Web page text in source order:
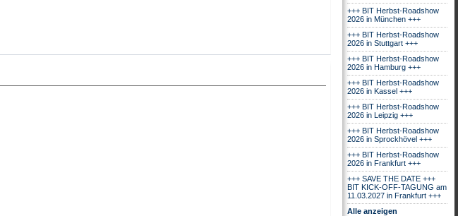
+++ BIT Herbst-Roadshow
2026 in München +++
+++ BIT Herbst-Roadshow
2026 in Stuttgart +++
+++ BIT Herbst-Roadshow
2026 in Hamburg +++
+++ BIT Herbst-Roadshow
2026 in Kassel +++
+++ BIT Herbst-Roadshow
2026 in Leipzig +++
+++ BIT Herbst-Roadshow
2026 in Sprockhövel +++
+++ BIT Herbst-Roadshow
2026 in Frankfurt +++
+++ SAVE THE DATE +++
BIT KICK-OFF-TAGUNG am
11.03.2027 in Frankfurt +++
Alle anzeigen